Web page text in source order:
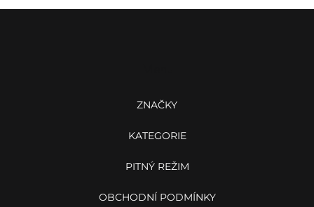
ZNAČKY
KATEGORIE
PITNÝ REŽIM
OBCHODNÍ PODMÍNKY